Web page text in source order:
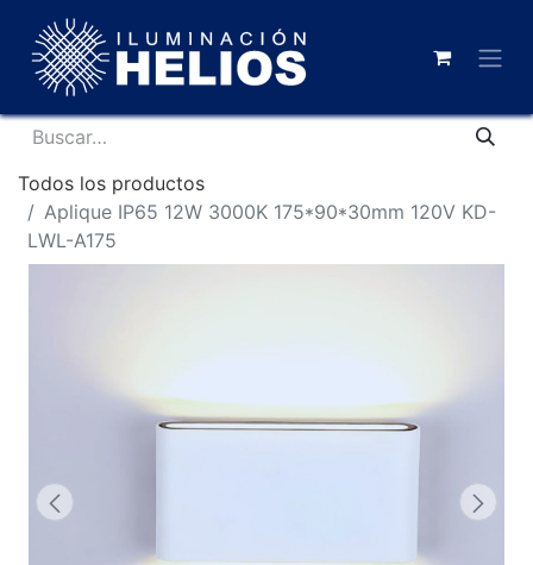
Todos los productos
Aplique IP65 12W 3000K 175*90*30mm 120V KD-
LWL-A175